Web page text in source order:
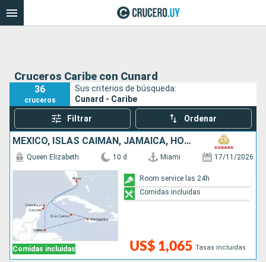
Cruceros Caribe con Cunard
36
cruceros
Sus criterios de búsqueda:
Cunard - Caribe
Filtrar Ordenar
MÉXICO, ISLAS CAIMÁN, JAMAICA, HONDURAS, ESTADOS UNIDOS
Comidas incluidas
Queen Elizabeth 10 d Miami 17/11/2026
US$ 1,065 Tasas incluidas
Room service las 24h
Comidas incluidas